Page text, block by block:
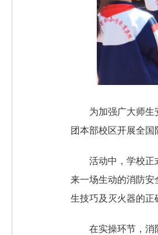
为加强广大师
团本部校区开展全国
活动中，学校正
来一场生动的消防安
生技巧及灭火器的正
在实操环节，消